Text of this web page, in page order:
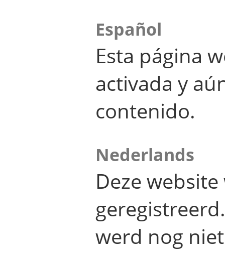
Español
Esta página
activada y
contenido.
Nederlands
Deze
werd nog